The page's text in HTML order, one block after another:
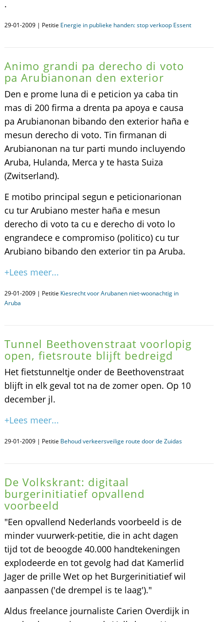
.
29-01-2009 | Petitie Energie in publieke handen: stop verkoop Essent
Animo grandi pa derecho di voto
pa Arubianonan den exterior
Den e prome luna di e peticion ya caba tin
mas di 200 firma a drenta pa apoya e causa
pa Arubianonan bibando den exterior haña e
mesun derecho di voto. Tin firmanan di
Arubianonan na tur parti mundo incluyendo
Aruba, Hulanda, Merca y te hasta Suiza
(Zwitserland).
E motibo principal segun e peticionarionan
cu tur Arubiano mester haña e mesun
derecho di voto ta cu e derecho di voto lo
engrandece e compromiso (politico) cu tur
Arubiano bibando den exterior tin pa Aruba.
+Lees meer...
29-01-2009 | Petitie Kiesrecht voor Arubanen niet-woonachtig in
Aruba
Tunnel Beethovenstraat voorlopig
open, fietsroute blijft bedreigd
Het fietstunneltje onder de Beethovenstraat
blijft in elk geval tot na de zomer open. Op 10
december jl.
+Lees meer...
29-01-2009 | Petitie Behoud verkeersveilige route door de Zuidas
De Volkskrant: digitaal
burgerinitiatief opvallend
voorbeeld
"Een opvallend Nederlands voorbeeld is de
minder vuurwerk-petitie, die in acht dagen
tijd tot de beoogde 40.000 handtekeningen
explodeerde en tot gevolg had dat Kamerlid
Jager de prille Wet op het Burgerinitiatief wil
aanpassen ('de drempel is te laag')."
Aldus freelance journaliste Carien Overdijk in